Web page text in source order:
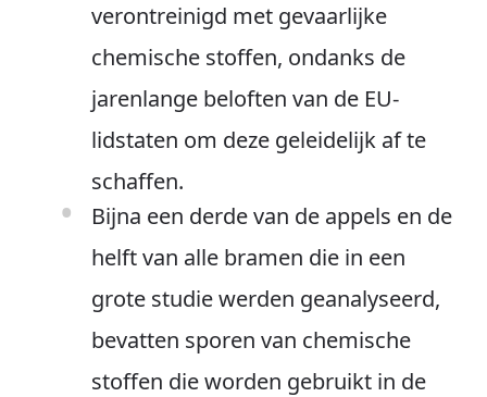
verontreinigd met gevaarlijke
chemische stoffen, ondanks de
jarenlange beloften van de EU-
lidstaten om deze geleidelijk af te
schaffen.
Bijna een derde van de appels en de
helft van alle bramen die in een
grote studie werden geanalyseerd,
bevatten sporen van chemische
stoffen die worden gebruikt in de